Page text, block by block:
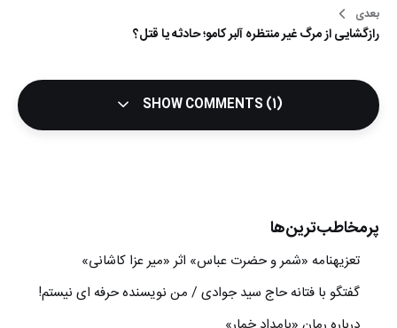
بعدی
رازگشایی از مرگ غیر منتظره آلبر کامو؛ حادثه یا قتل؟
SHOW COMMENTS (1)
پرمخاطب‌ترین‌ها
تعزیه‎نامه‏ «شمر و حضرت عباس» اثر «میر عزا کاشانی»
گفتگو با فتانه حاج سید جوادی / من نویسنده حرفه ای نیستم!